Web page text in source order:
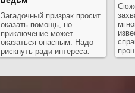
Загадочный призрак просит
оказать помощь, но
приключение может
оказаться опасным. Надо
рискнуть ради интереса.